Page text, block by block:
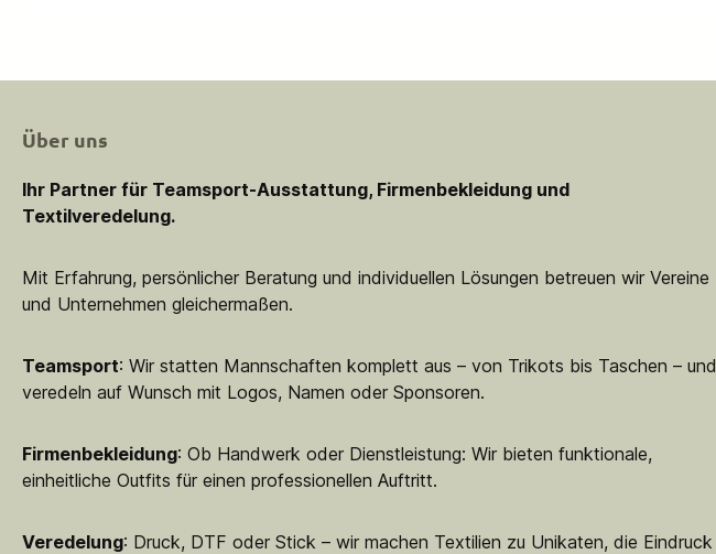
Über uns
Ihr Partner für Teamsport-Ausstattung, Firmenbekleidung und
Textilveredelung.
Mit Erfahrung, persönlicher Beratung und individuellen Lösungen betreuen wir Vereine
und Unternehmen gleichermaßen.
Teamsport: Wir statten Mannschaften komplett aus – von Trikots bis Taschen – und
veredeln auf Wunsch mit Logos, Namen oder Sponsoren.
Firmenbekleidung: Ob Handwerk oder Dienstleistung: Wir bieten funktionale,
einheitliche Outfits für einen professionellen Auftritt.
Veredelung: Druck, DTF oder Stick – wir machen Textilien zu Unikaten, die Eindruck